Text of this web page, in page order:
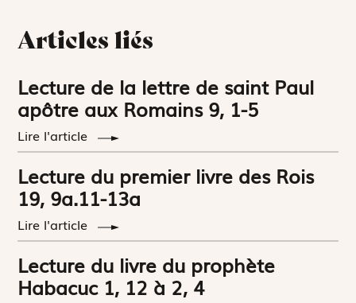
Articles liés
Lecture de la lettre de saint Paul
apôtre aux Romains 9, 1-5
Lire l'article
Lecture du premier livre des Rois
19, 9a.11-13a
Lire l'article
Lecture du livre du prophète
Habacuc 1, 12 à 2, 4